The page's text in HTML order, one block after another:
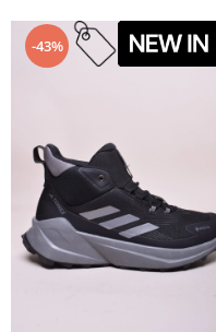
-43%